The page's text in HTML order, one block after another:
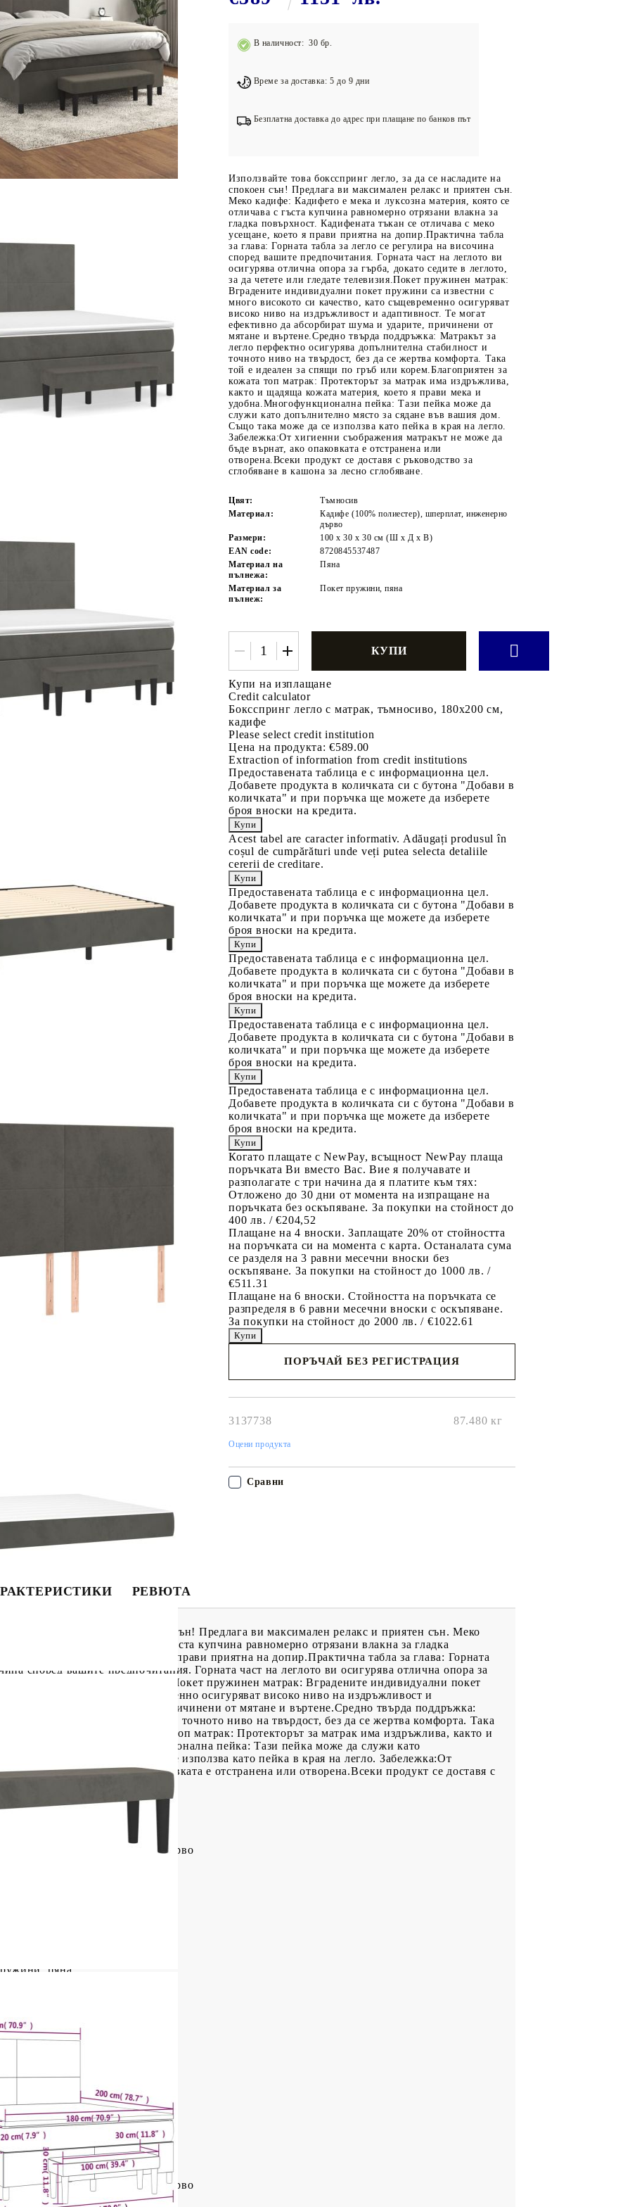
Подложки за фитнес уреди
Лостове за набиране
Силови кули
Йога и пилатес
В наличност: 30 бр.
Време за доставка: 5 до 9 дни
Безплатна доставка до адрес при плащане по банков път
Използвайте това боксспринг легло, за да се насладите на
спокоен сън! Предлага ви максимален релакс и приятен сън.
Меко кадифе: Кадифето е мека и луксозна материя, която се
отличава с гъста купчина равномерно отрязани влакна за
гладка повърхност. Кадифената тъкан се отличава с меко
усещане, което я прави приятна на допир.Практична табла
за глава: Горната табла за легло се регулира на височина
според вашите предпочитания. Горната част на леглото ви
осигурява отлична опора за гърба, докато седите в леглото,
за да четете или гледате телевизия.Покет пружинен матрак:
Вградените индивидуални покет пружини са известни с
много високото си качество, като същевременно осигуряват
високо ниво на издръжливост и адаптивност. Те могат
ефективно да абсорбират шума и ударите, причинени от
мятане и въртене.Средно твърда поддръжка: Матракът за
легло перфектно осигурява допълнителна стабилност и
точното ниво на твърдост, без да се жертва комфорта. Така
той е идеален за спящи по гръб или корем.Благоприятен за
кожата топ матрак: Протекторът за матрак има издръжлива,
както и щадяща кожата материя, което я прави мека и
удобна.Многофункционална пейка: Тази пейка може да
служи като допълнително място за сядане във вашия дом.
Също така може да се използва като пейка в края на легло.
Забележка:От хигиенни съображения матракът не може да
бъде върнат, ако опаковката е отстранена или
отворена.Всеки продукт се доставя с ръководство за
сглобяване в кашона за лесно сглобяване.
Цвят:
Тъмносив
Материал:
Кадифе (100% полиестер), шперплат, инженерно
дърво
Размери:
100 x 30 x 30 см (Ш x Д x В)
EAN code:
8720845537487
Материал на
пълнежа:
Пяна
Материал за
пълнеж:
Покет пружини, пяна
Купи на изплащане
Credit calculator
Боксспринг легло с матрак, тъмносиво, 180x200 см,
кадифе
Please select credit institution
Цена на продукта: €589.00
Extraction of information from credit institutions
Предоставената таблица е с информационна цел.
Добавете продукта в количката си с бутона "Добави в
количката" и при поръчка ще можете да изберете
броя вноски на кредита.
Acest tabel are caracter informativ. Adăugați produsul în
coșul de cumpărături unde veți putea selecta detaliile
cererii de creditare.
Предоставената таблица е с информационна цел.
Добавете продукта в количката си с бутона "Добави в
количката" и при поръчка ще можете да изберете
броя вноски на кредита.
Предоставената таблица е с информационна цел.
Добавете продукта в количката си с бутона "Добави в
количката" и при поръчка ще можете да изберете
броя вноски на кредита.
Предоставената таблица е с информационна цел.
Добавете продукта в количката си с бутона "Добави в
количката" и при поръчка ще можете да изберете
броя вноски на кредита.
Предоставената таблица е с информационна цел.
Добавете продукта в количката си с бутона "Добави в
количката" и при поръчка ще можете да изберете
броя вноски на кредита.
Когато плащате с NewPay, всъщност NewPay плаща
поръчката Ви вместо Вас. Вие я получавате и
разполагате с три начина да я платите към тях:
Отложено до 30 дни от момента на изпращане на
поръчката без оскъпяване. За покупки на стойност до
400 лв. / €204,52
Плащане на 4 вноски. Заплащате 20% от стойността
на поръчката си на момента с карта. Останалата сума
се разделя на 3 равни месечни вноски без
оскъпяване. За покупки на стойност до 1000 лв. /
€511.31
Плащане на 6 вноски. Стойността на поръчката се
разпределя в 6 равни месечни вноски с оскъпяване.
За покупки на стойност до 2000 лв. / €1022.61
ПОРЪЧАЙ БЕЗ РЕГИСТРАЦИЯ
3137738 87.480 кг
Оцени продукта
Сравни
РЕВЮТА
за да се насладите на спокоен сън! Предлага ви максимален релакс и приятен сън. Меко
материя, която се отличава с гъста купчина равномерно отрязани влакна за гладка
с меко усещане, което я прави приятна на допир.Практична табла за глава: Горната
според вашите предпочитания. Горната част на леглото ви осигурява отлична опора за
четете или гледате телевизия.Покет пружинен матрак: Вградените индивидуални покет
си качество, като същевременно осигуряват високо ниво на издръжливост и
абсорбират шума и ударите, причинени от мятане и въртене.Средно твърда поддръжка:
допълнителна стабилност и точното ниво на твърдост, без да се жертва комфорта. Така
корем.Благоприятен за кожата топ матрак: Протекторът за матрак има издръжлива, както и
мека и удобна.Многофункционална пейка: Тази пейка може да служи като
дом. Също така може да се използва като пейка в края на легло. Забележка:От
да бъде върнат, ако опаковката е отстранена или отворена.Всеки продукт се доставя с
шперплат, инженерно дърво
пяна
x Д x В)
шперплат, инженерно дърво